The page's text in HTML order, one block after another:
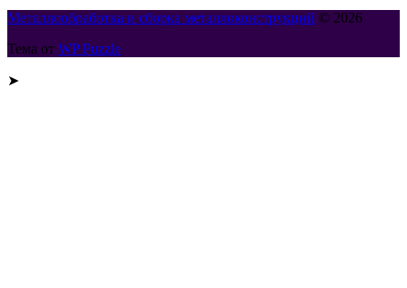
Металлообработка и сборка металлоконструкций © 2026
Тема от WP Puzzle
➤